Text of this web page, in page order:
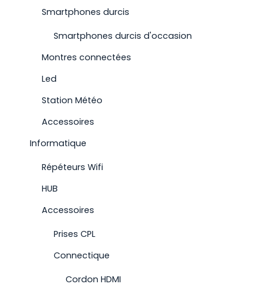
Smartphones durcis
Smartphones durcis d'occasion
Montres connectées
Led
Station Météo
Accessoires
Informatique
Répéteurs Wifi
HUB
Accessoires
Prises CPL
Connectique
Cordon HDMI